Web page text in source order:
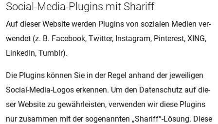
So­ci­al-Media-Plug­ins mit Sha­riff
Auf die­ser Web­si­te wer­den Plug­ins von so­zi­a­len Me­di­en ver­
wen­det (z. B. Fa­ce­book, Twit­ter, Ins­ta­gram, Pin­te­rest, XING,
Lin­ke­dIn, Tum­blr).
Die Plug­ins kön­nen Sie in der Regel an­hand der je­wei­li­gen
So­ci­al-Media-Logos er­ken­nen. Um den Da­ten­schutz auf die­
ser Web­si­te zu ge­währ­leis­ten, ver­wen­den wir diese Plug­ins
nur zu­sam­men mit der so­ge­nann­ten „S­ha­riff“-Lö­sung. Diese